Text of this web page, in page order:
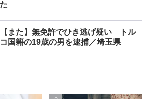
た
【また】無免許でひき逃げ疑い トル
コ国籍の19歳の男を逮捕／埼玉県